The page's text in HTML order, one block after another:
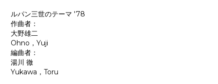
ルパン三世のテーマ '78
作曲者：
大野雄二
Ohno，Yuji
編曲者：
湯川 徹
Yukawa，Toru